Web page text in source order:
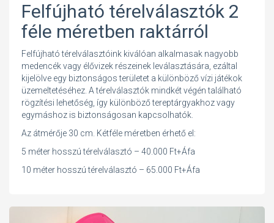
Felfújható térelválasztók 2
féle méretben raktárról
Felfújható térelválasztóink kiválóan alkalmasak nagyobb
medencék vagy élővizek részeinek leválasztására, ezáltal
kijelölve egy biztonságos területet a különböző vízi játékok
üzemeltetéséhez. A térelválasztók mindkét végén található
rögzítési lehetőség, így különböző tereptárgyakhoz vagy
egymáshoz is biztonságosan kapcsolhatók.
Az átmérője 30 cm. Kétféle méretben érhető el:
5 méter hosszú térelválasztó – 40.000 Ft+Áfa
10 méter hosszú térelválasztó – 65.000 Ft+Áfa